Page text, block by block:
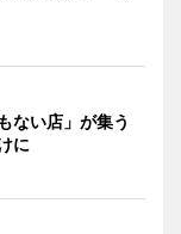
ない店」が集う
に